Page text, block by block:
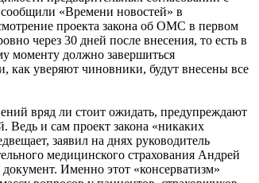
«Времени новостей» в
проекта закона об ОМС в первом
через 30 дней после внесения, то есть в
моменту должно завершиться
как уверяют чиновники, будут внесены все
вряд ли стоит ожидать, предупреждают
Ведь и сам проект закона «никаких
заявил на днях руководитель
медицинского страхования Андрей
Именно этот «консерватизм»